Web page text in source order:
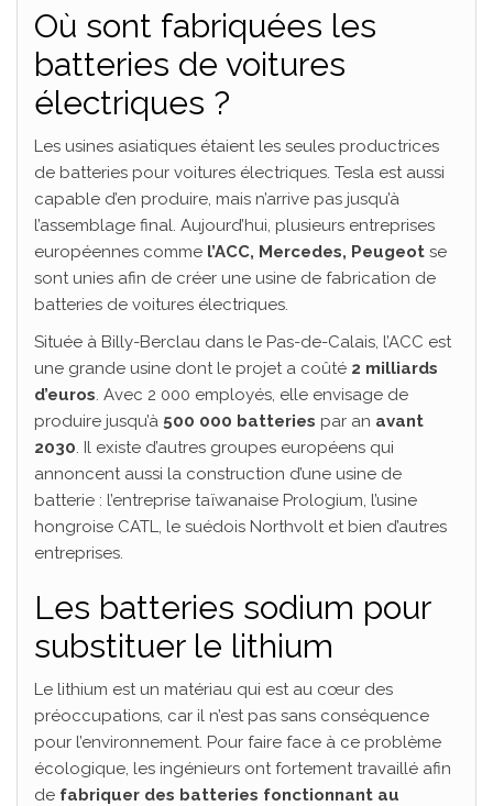
Où sont fabriquées les
batteries de voitures
électriques ?
Les usines asiatiques étaient les seules productrices
de batteries pour voitures électriques. Tesla est aussi
capable d’en produire, mais n’arrive pas jusqu’à
l’assemblage final. Aujourd’hui, plusieurs entreprises
européennes comme l’ACC, Mercedes, Peugeot se
sont unies afin de créer une usine de fabrication de
batteries de voitures électriques.
Située à Billy-Berclau dans le Pas-de-Calais, l’ACC est
une grande usine dont le projet a coûté 2 milliards
d’euros. Avec 2 000 employés, elle envisage de
produire jusqu’à 500 000 batteries par an avant
2030. Il existe d’autres groupes européens qui
annoncent aussi la construction d’une usine de
batterie : l’entreprise taïwanaise Prologium, l’usine
hongroise CATL, le suédois Northvolt et bien d’autres
entreprises.
Les batteries sodium pour
substituer le lithium
Le lithium est un matériau qui est au cœur des
préoccupations, car il n’est pas sans conséquence
pour l’environnement. Pour faire face à ce problème
écologique, les ingénieurs ont fortement travaillé afin
de fabriquer des batteries fonctionnant au